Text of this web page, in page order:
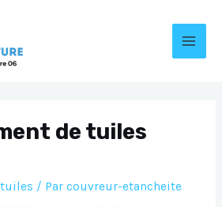
de tuiles
tuiles / Par couvreur-etancheite